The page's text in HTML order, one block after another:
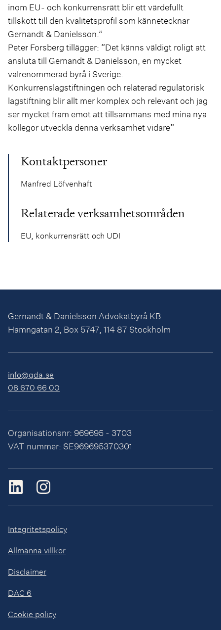
inom EU- och konkurrensrätt blir ett värdefullt
tillskott till den kvalitetsprofil som kännetecknar
Gernandt & Danielsson.”
Peter Forsberg tillägger: ”Det känns väldigt roligt att
ansluta till Gernandt & Danielsson, en mycket
välrenommerad byrå i Sverige.
Konkurrenslagstiftningen och relaterad regulatorisk
lagstiftning blir allt mer komplex och relevant och jag
ser mycket fram emot att tillsammans med mina nya
kollegor utveckla denna verksamhet vidare”
Kontaktpersoner
Manfred Löfvenhaft
Relaterade verksamhetsområden
EU, konkurrensrätt och UDI
Gernandt & Danielsson Advokatbyrå KB
Hamngatan 2, Box 5747, 114 87 Stockholm
info@gda.se
08 670 66 00
Organisationsnr: 969695 - 3703
VAT nummer: SE969695370301
Integritetspolicy
Allmänna villkor
Disclaimer
DAC 6
Cookie policy